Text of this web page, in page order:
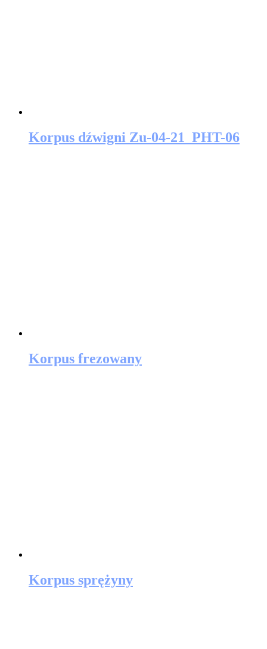
Korpus dźwigni Zu-04-21_PHT-06
Korpus frezowany
Korpus sprężyny